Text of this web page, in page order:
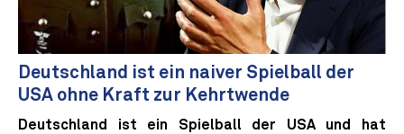
Deutschland ist ein naiver Spielball der
USA ohne Kraft zur Kehrtwende
Deutschland ist ein Spielball der USA und hat